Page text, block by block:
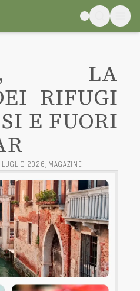
LA
RIFUGI
E FUORI
LUGLIO 2026, MAGAZINE